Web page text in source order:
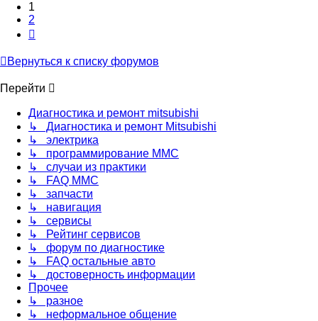
1
2
Вернуться к списку форумов
Перейти
Диагностика и ремонт mitsubishi
↳ Диагностика и ремонт Mitsubishi
↳ электрика
↳ программирование MMC
↳ случаи из практики
↳ FAQ MMC
↳ запчасти
↳ навигация
↳ сервисы
↳ Рейтинг сервисов
↳ форум по диагностике
↳ FAQ остальные авто
↳ достоверность информации
Прочее
↳ разное
↳ неформальное общение